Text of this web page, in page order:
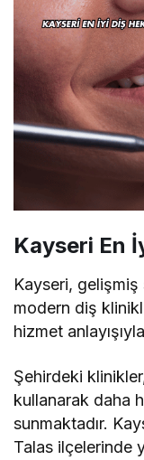
Kayseri En
Kayseri, gelişmiş
modern diş
hizmet
Şehirdeki
kullanarak daha
sunmaktadır.
Talas ilçelerinde